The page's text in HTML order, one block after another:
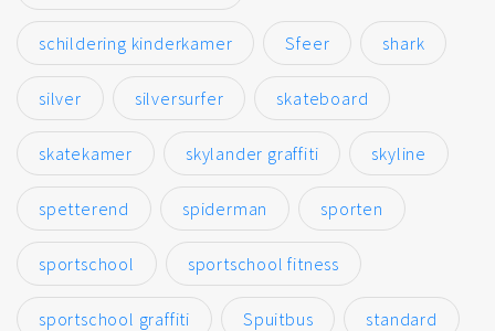
schildering kinderkamer Sfeer shark
silver silversurfer skateboard
skatekamer skylander graffiti skyline
spetterend spiderman sporten
sportschool sportschool fitness
sportschool graffiti Spuitbus standard